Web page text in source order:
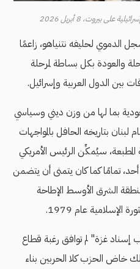
على بيروت، 8 أبريل 2026
الدموي لحليفه نتنياهو، زاعمًا
والعودة بكل بساطة لمرحلة
بين الدول العربية وإسرائيل.
بما لها من وزن ديني وسياسي
لبنان بتاريخه الحافل بالمواجهات
المطبعة، سيُمكِّن الرئيس الأمريكي
تمامًا كما كان يتمنى أن يتضمن
الشرق الأوسط الإطاحة
الإسلامية عام 1979.
غزة" لم توافق رغبة قطاع
خاض الحزب كلا الحربين بناء